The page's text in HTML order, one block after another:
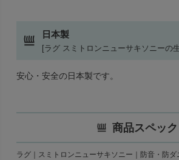
日本製
[ラグ スミトロンニューサキソニーの
安心・安全の日本製です。
商品スペック
ラグ｜スミトロンニューサキソニー｜防音・防